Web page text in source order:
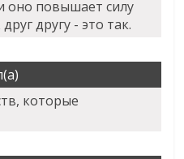
оно повышает силу
другу - это так.
которые